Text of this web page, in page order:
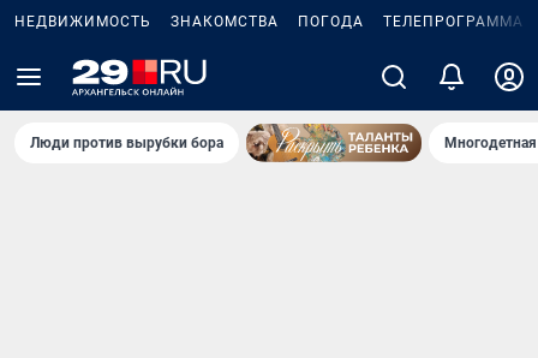
НЕДВИЖИМОСТЬ ЗНАКОМСТВА ПОГОДА ТЕЛЕПРОГРАММА
Люди против вырубки бора